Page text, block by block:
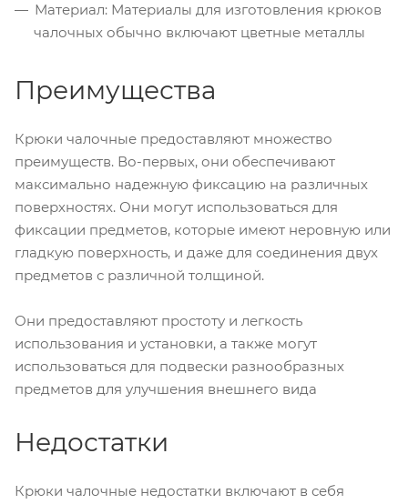
Материал: Материалы для изготовления крюков
чалочных обычно включают цветные металлы
Преимущества
Крюки чалочные предоставляют множество
преимуществ. Во-первых, они обеспечивают
максимально надежную фиксацию на различных
поверхностях. Они могут использоваться для
фиксации предметов, которые имеют неровную или
гладкую поверхность, и даже для соединения двух
предметов с различной толщиной.
Они предоставляют простоту и легкость
использования и установки, а также могут
использоваться для подвески разнообразных
предметов для улучшения внешнего вида
Недостатки
Крюки чалочные недостатки включают в себя